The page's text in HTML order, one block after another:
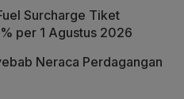
Surcharge Tiket
per 1 Agustus 2026
Neraca Perdagangan